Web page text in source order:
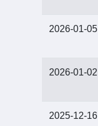
2026-01-05
2026-01-02
2025-12-16